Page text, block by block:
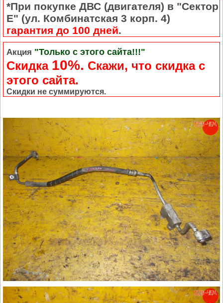
*При покупке ДВС (двигателя) в "Сектор
Е" (ул. Комбинатская 3 корп. 4)
гарантия до 100 дней.
Акция "Только с этого сайта!!!"
Скидка 10%. Cкажи, что скидка с
этого сайта.
Скидки не суммируются.